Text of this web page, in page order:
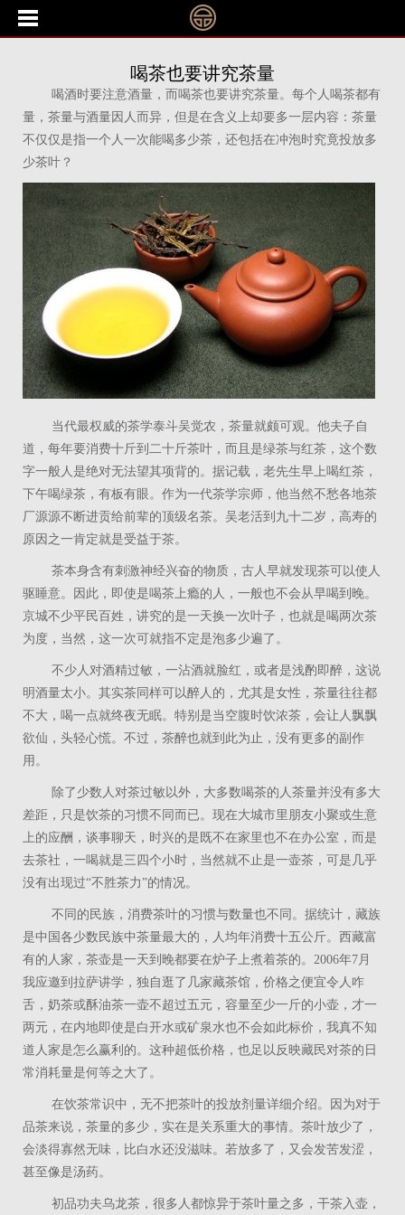
喝茶也要讲究茶量
喝酒时要注意酒量，而喝茶也要讲究茶量。每个人喝茶都有
量，茶量与酒量因人而异，但是在含义上却要多一层内容：茶量
不仅仅是指一个人一次能喝多少茶，还包括在冲泡时究竟投放多
少茶叶？
当代最权威的茶学泰斗吴觉农，茶量就颇可观。他夫子自
道，每年要消费十斤到二十斤茶叶，而且是绿茶与红茶，这个数
字一般人是绝对无法望其项背的。据记载，老先生早上喝红茶，
下午喝绿茶，有板有眼。作为一代茶学宗师，他当然不愁各地茶
厂源源不断进贡给前辈的顶级名茶。吴老活到九十二岁，高寿的
原因之一肯定就是受益于茶。
茶本身含有刺激神经兴奋的物质，古人早就发现茶可以使人
驱睡意。因此，即使是喝茶上瘾的人，一般也不会从早喝到晚。
京城不少平民百姓，讲究的是一天换一次叶子，也就是喝两次茶
为度，当然，这一次可就指不定是泡多少遍了。
不少人对酒精过敏，一沾酒就脸红，或者是浅酌即醉，这说
明酒量太小。其实茶同样可以醉人的，尤其是女性，茶量往往都
不大，喝一点就终夜无眠。特别是当空腹时饮浓茶，会让人飘飘
欲仙，头轻心慌。不过，茶醉也就到此为止，没有更多的副作
用。
除了少数人对茶过敏以外，大多数喝茶的人茶量并没有多大
差距，只是饮茶的习惯不同而已。现在大城市里朋友小聚或生意
上的应酬，谈事聊天，时兴的是既不在家里也不在办公室，而是
去茶社，一喝就是三四个小时，当然就不止是一壶茶，可是几乎
没有出现过“不胜茶力”的情况。
不同的民族，消费茶叶的习惯与数量也不同。据统计，藏族
是中国各少数民族中茶量最大的，人均年消费十五公斤。西藏富
有的人家，茶壶是一天到晚都要在炉子上煮着茶的。 2006年7 月
我应邀到拉萨讲学，独自逛了几家藏茶馆，价格之便宜令人咋
舌，奶茶或酥油茶一壶不超过五元，容量至少一斤的小壶，才一
两元，在内地即使是白开水或矿泉水也不会如此标价，我真不知
道人家是怎么赢利的。这种超低价格，也足以反映藏民对茶的日
常消耗量是何等之大了。
在饮茶常识中，无不把茶叶的投放剂量详细介绍。因为对于
品茶来说，茶量的多少，实在是关系重大的事情。茶叶放少了，
会淡得寡然无味，比白水还没滋味。若放多了，又会发苦发涩，
甚至像是汤药。
初品功夫乌龙茶，很多人都惊异于茶叶量之多，干茶入壶，